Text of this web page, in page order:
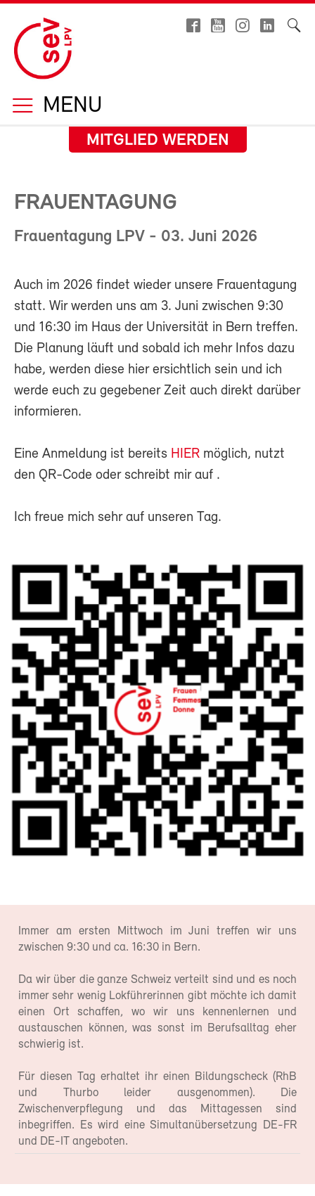
MENU
MITGLIED WERDEN
FRAUENTAGUNG
Frauentagung LPV - 03. Juni 2026
Auch im 2026 findet wieder unsere Frauentagung
statt. Wir werden uns am 3. Juni zwischen 9:30
und 16:30 im Haus der Universität in Bern treffen.
Die Planung läuft und sobald ich mehr Infos dazu
habe, werden diese hier ersichtlich sein und ich
werde euch zu gegebener Zeit auch direkt darüber
informieren.
Eine Anmeldung ist bereits HIER möglich, nutzt
den QR-Code oder schreibt mir auf .
Ich freue mich sehr auf unseren Tag.
Immer am ersten Mittwoch im Juni treffen wir uns
zwischen 9:30 und ca. 16:30 in Bern.
Da wir über die ganze Schweiz verteilt sind und es noch
immer sehr wenig Lokführerinnen gibt möchte ich damit
einen Ort schaffen, wo wir uns kennenlernen und
austauschen können, was sonst im Berufsalltag eher
schwierig ist.
Für diesen Tag erhaltet ihr einen Bildungscheck (RhB
und Thurbo leider ausgenommen). Die
Zwischenverpflegung und das Mittagessen sind
inbegriffen. Es wird eine Simultanübersetzung DE-FR
und DE-IT angeboten.